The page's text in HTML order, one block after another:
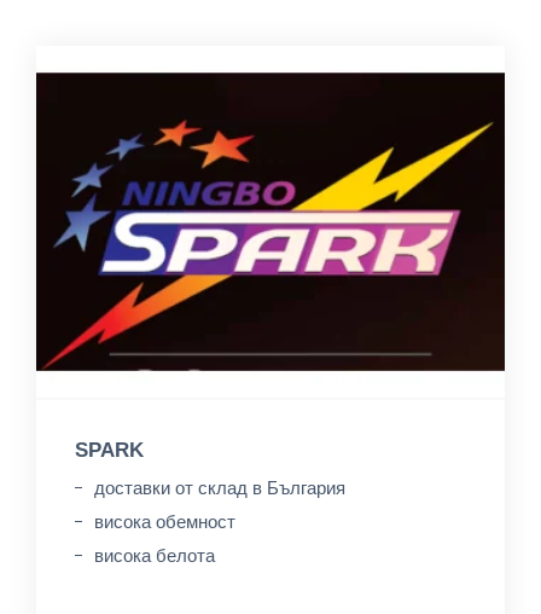
SPARK
доставки от склад в България
висока обемност
висока белота